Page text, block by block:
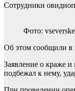
Сотрудники
Фото:
Об этом сообщили в
Заявление о краже
подбежал к нему,